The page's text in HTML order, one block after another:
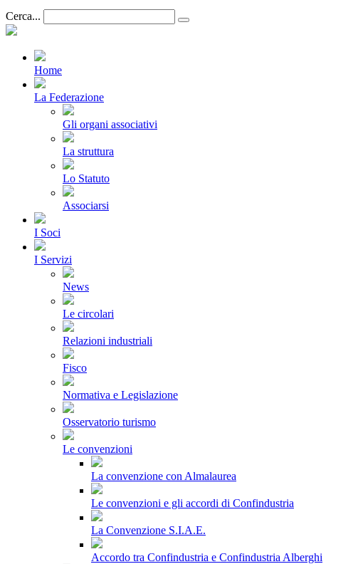
Cerca...
Home
La Federazione
Gli organi associativi
La struttura
Lo Statuto
Associarsi
I Soci
I Servizi
News
Le circolari
Relazioni industriali
Fisco
Normativa e Legislazione
Osservatorio turismo
Le convenzioni
La convenzione con Almalaurea
Le convenzioni e gli accordi di Confindustria
La Convenzione S.I.A.E.
Accordo tra Confindustria e Confindustria Alberghi